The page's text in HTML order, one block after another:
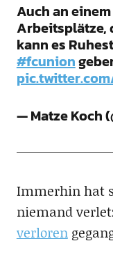
Auch an
Arbeitsplätze,
kann es
#fcunion
— Matze Koch
Immerhin hat
niemand
verloren